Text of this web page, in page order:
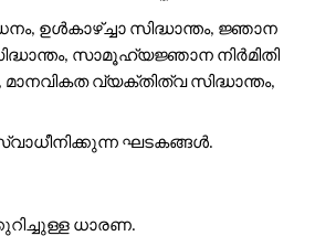
, ഉൾകാഴ്ച്ചാ സിദ്ധാന്തം, ജ്ഞാന
, സാമൂഹ്യജ്ഞാന നിർമിതി
മാനവികത വ്യക്തിത്വ സിദ്ധാന്തം,
ഘടകങ്ങൾ.
ധാരണ.